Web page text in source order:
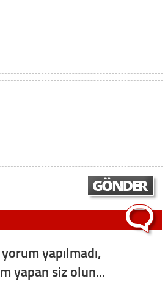
yapılmadı,
yapan siz olun...